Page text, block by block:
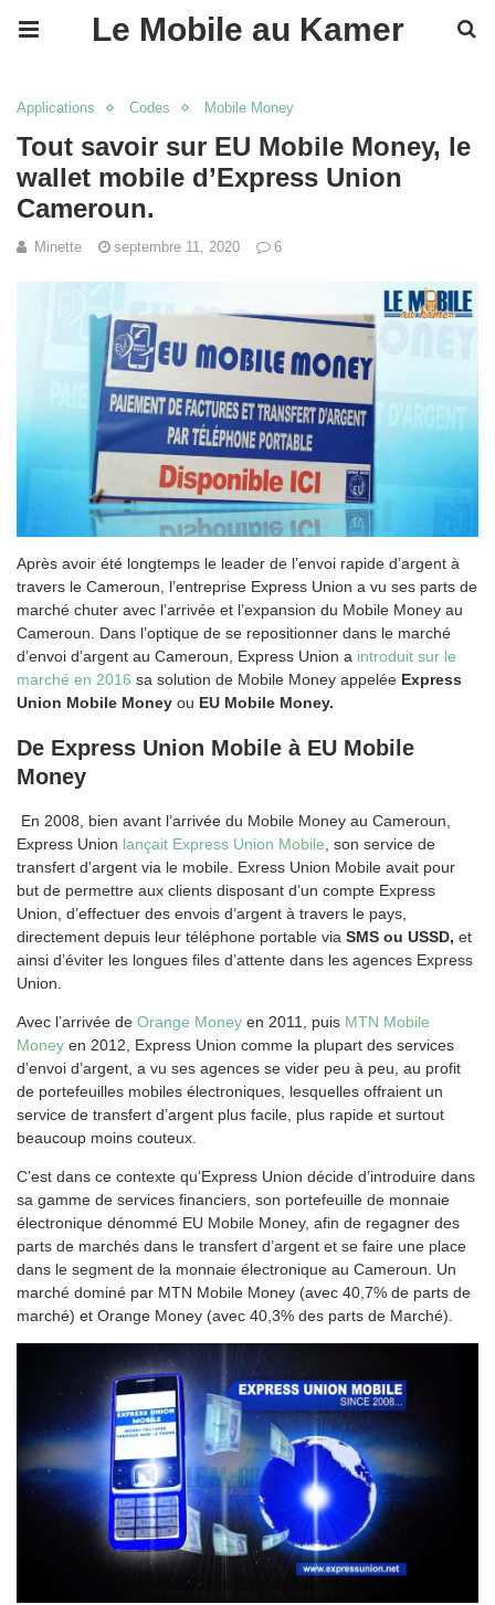
Le Mobile au Kamer
Applications Codes Mobile Money
Tout savoir sur EU Mobile Money, le
wallet mobile d’Express Union
Cameroun.
Minette septembre 11, 2020 6
Après avoir été longtemps le leader de l’envoi rapide d’argent à
travers le Cameroun, l’entreprise Express Union a vu ses parts de
marché chuter avec l’arrivée et l’expansion du Mobile Money au
Cameroun. Dans l’optique de se repositionner dans le marché
d’envoi d’argent au Cameroun, Express Union a introduit sur le
marché en 2016 sa solution de Mobile Money appelée Express
Union Mobile Money ou EU Mobile Money.
De Express Union Mobile à EU Mobile
Money
En 2008, bien avant l’arrivée du Mobile Money au Cameroun,
Express Union lançait Express Union Mobile , son service de
transfert d’argent via le mobile. Exress Union Mobile avait pour
but de permettre aux clients disposant d’un compte Express
Union, d’effectuer des envois d’argent à travers le pays,
directement depuis leur téléphone portable via SMS ou USSD, et
ainsi d’éviter les longues files d’attente dans les agences Express
Union.
Avec l’arrivée de Orange Money en 2011, puis MTN Mobile
Money en 2012, Express Union comme la plupart des services
d’envoi d’argent, a vu ses agences se vider peu à peu, au profit
de portefeuilles mobiles électroniques, lesquelles offraient un
service de transfert d’argent plus facile, plus rapide et surtout
beaucoup moins couteux.
C’est dans ce contexte qu’Express Union décide d’introduire dans
sa gamme de services financiers, son portefeuille de monnaie
électronique dénommé EU Mobile Money, afin de regagner des
parts de marchés dans le transfert d’argent et se faire une place
dans le segment de la monnaie électronique au Cameroun. Un
marché dominé par MTN Mobile Money (avec 40,7% de parts de
marché) et Orange Money (avec 40,3% des parts de Marché).